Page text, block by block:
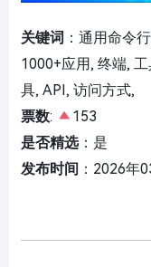
关键词 ：通用命令
1000+应用, 终端,
具, API, 访问方式,
票数:
153
是否精选：是
发布时间 ：2026年